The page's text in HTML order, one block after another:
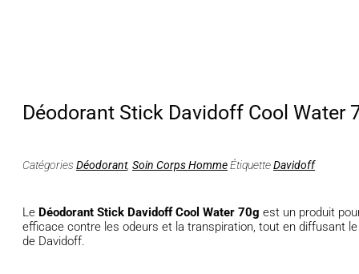
Déodorant Stick Davidoff Cool Water
CatégoriesDéodorant, Soin Corps HommeÉtiquetteDavidoff
Le Déodorant Stick Davidoff Cool Water 70g est un produit
efficace contre les odeurs et la transpiration, tout en diffusant
de Davidoff.